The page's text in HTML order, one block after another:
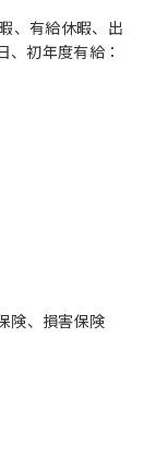
、有給休暇、出
初年度有給：
険、損害保険